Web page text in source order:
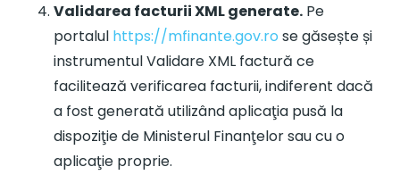
Validarea facturii XML generate. Pe
portalul https://mfinante.gov.ro se găsește și
instrumentul Validare XML factură ce
facilitează verificarea facturii, indiferent dacă
a fost generată utilizând aplicaţia pusă la
dispoziţie de Ministerul Finanţelor sau cu o
aplicaţie proprie.